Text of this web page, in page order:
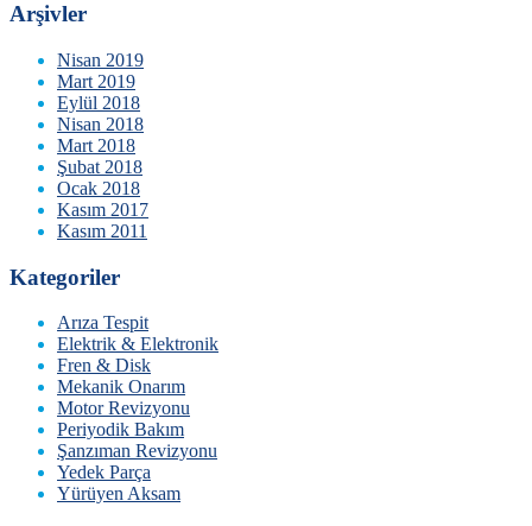
Arşivler
Nisan 2019
Mart 2019
Eylül 2018
Nisan 2018
Mart 2018
Şubat 2018
Ocak 2018
Kasım 2017
Kasım 2011
Kategoriler
Arıza Tespit
Elektrik & Elektronik
Fren & Disk
Mekanik Onarım
Motor Revizyonu
Periyodik Bakım
Şanzıman Revizyonu
Yedek Parça
Yürüyen Aksam